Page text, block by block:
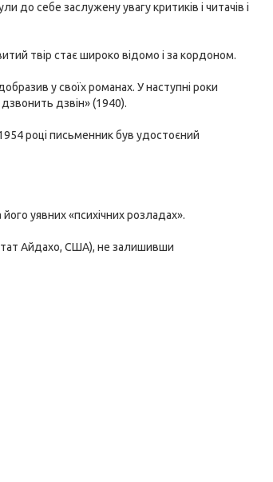
до себе заслужену увагу критиків і читачів і
твір стає широко відомо і за кордоном.
у своїх романах. У наступні роки
дзвін» (1940).
році письменник був удостоєний
уявних «психічних розладах».
Айдахо, США), не залишивши